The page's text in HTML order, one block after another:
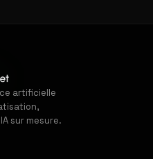
artificielle
sur mesure.